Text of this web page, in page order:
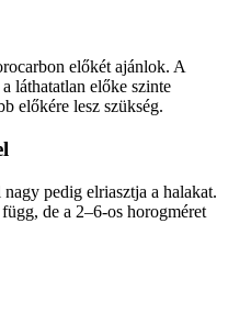
előkét ajánlok. A
láthatatlan előke szinte
előkére lesz szükség.
pedig elriasztja a halakat.
de a 2–6-os horogméret